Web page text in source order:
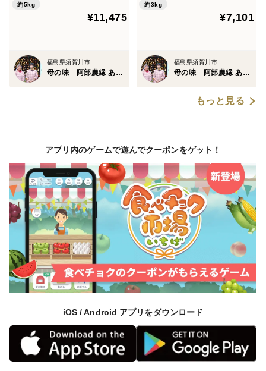
約5kg
¥11,475
福島県須賀川市
母の味 阿部農縁 あべのうえん
約3kg
¥7,101
福島県須賀川市
母の味 阿部農縁 あべのうえん
もっと見る
アプリ内のゲームで遊んでクーポンをゲット！
iOS / Android アプリをダウンロード